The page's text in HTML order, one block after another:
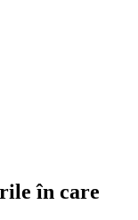
în care